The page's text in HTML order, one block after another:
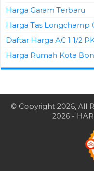
Harga Garam Terbaru
Harga Tas Longchamp
Daftar Harga AC 1 1/2
Harga Rumah Kota
© Copyright 2026, All
2026-